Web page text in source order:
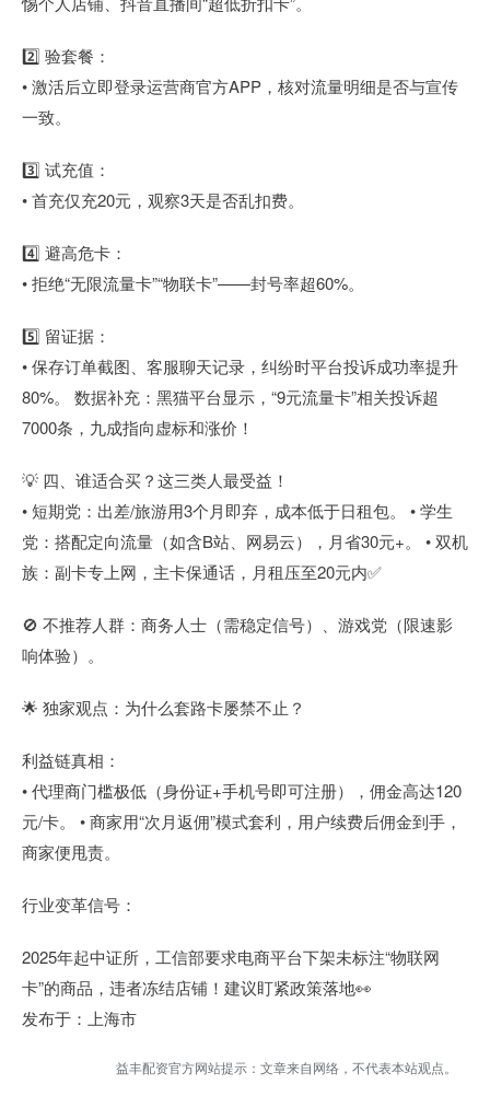
2️⃣ 验套餐：
• 激活后立即登录运营商官方APP，核对流量明细是否与宣传
一致。
3️⃣ 试充值：
• 首充仅充20元，观察3天是否乱扣费。
4️⃣ 避高危卡：
• 拒绝“无限流量卡”“物联卡”——封号率超60%。
5️⃣ 留证据：
• 保存订单截图、客服聊天记录，纠纷时平台投诉成功率提升
80%。 数据补充：黑猫平台显示，“9元流量卡”相关投诉超
7000条，九成指向虚标和涨价！
💡 四、谁适合买？这三类人最受益！
• 短期党：出差/旅游用3个月即弃，成本低于日租包。 • 学生
党：搭配定向流量（如含B站、网易云），月省30元+。 • 双机
族：副卡专上网，主卡保通话，月租压至20元内✅
🚫 不推荐人群：商务人士（需稳定信号）、游戏党（限速影
响体验）。
🌟 独家观点：为什么套路卡屡禁不止？
利益链真相：
• 代理商门槛极低（身份证+手机号即可注册），佣金高达120
元/卡。 • 商家用“次月返佣”模式套利，用户续费后佣金到手，
商家便甩责。
行业变革信号：
2025年起中证所，工信部要求电商平台下架未标注“物联网
卡”的商品，违者冻结店铺！建议盯紧政策落地👀
发布于：上海市
益丰配资官方网站提示：文章来自网络，不代表本站观点。